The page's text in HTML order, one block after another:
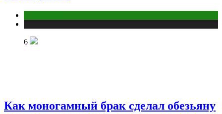
6
Как моногамный брак сделал обезьяну